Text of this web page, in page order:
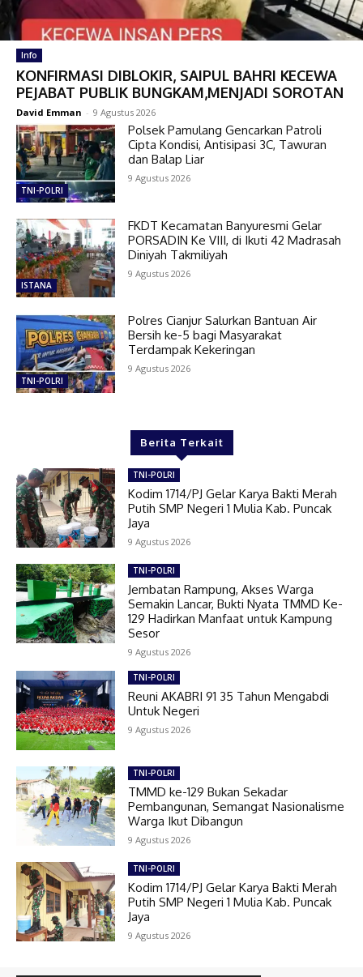
Info
KONFIRMASI DIBLOKIR, SAIPUL BAHRI KECEWA
PEJABAT PUBLIK BUNGKAM,MENJADI SOROTAN
David Emman - 9 Agustus 2026
TNI-POLRI
Polsek Pamulang Gencarkan Patroli
Cipta Kondisi, Antisipasi 3C, Tawuran
dan Balap Liar
9 Agustus 2026
ISTANA
FKDT Kecamatan Banyuresmi Gelar
PORSADIN Ke VIII, di Ikuti 42 Madrasah
Diniyah Takmiliyah
9 Agustus 2026
TNI-POLRI
Polres Cianjur Salurkan Bantuan Air
Bersih ke-5 bagi Masyarakat
Terdampak Kekeringan
9 Agustus 2026
Berita Terkait
TNI-POLRI
Kodim 1714/PJ Gelar Karya Bakti Merah
Putih SMP Negeri 1 Mulia Kab. Puncak
Jaya
9 Agustus 2026
TNI-POLRI
Jembatan Rampung, Akses Warga
Semakin Lancar, Bukti Nyata TMMD Ke-
129 Hadirkan Manfaat untuk Kampung
Sesor
9 Agustus 2026
TNI-POLRI
Reuni AKABRI 91 35 Tahun Mengabdi
Untuk Negeri
9 Agustus 2026
TNI-POLRI
TMMD ke-129 Bukan Sekadar
Pembangunan, Semangat Nasionalisme
Warga Ikut Dibangun
9 Agustus 2026
TNI-POLRI
Kodim 1714/PJ Gelar Karya Bakti Merah
Putih SMP Negeri 1 Mulia Kab. Puncak
Jaya
9 Agustus 2026